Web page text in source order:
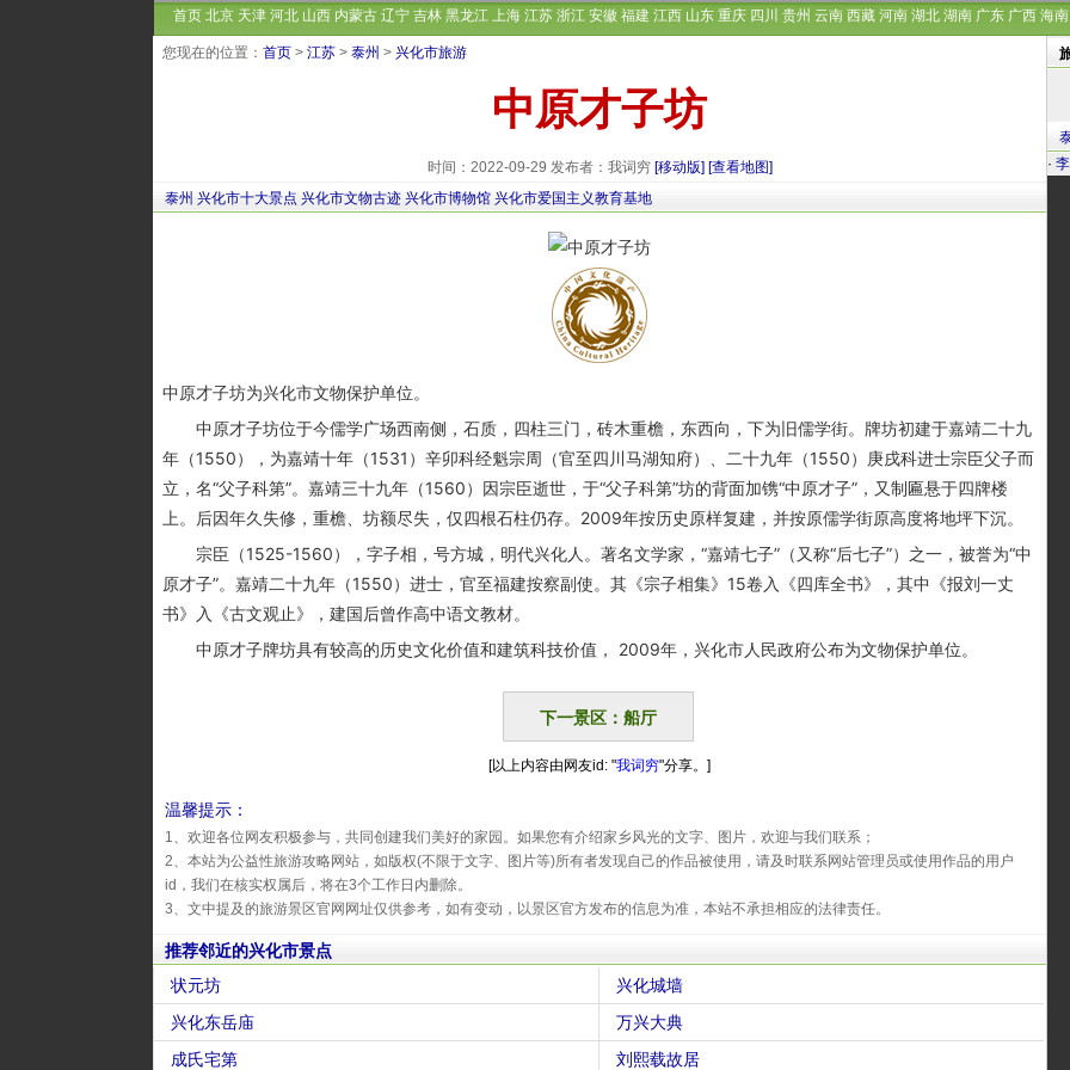
首页 北京 天津 河北 山西 内蒙古 辽宁 吉林 黑龙江 上海 江苏 浙江 安徽 福建 江西 山东 重庆 四川 贵州 云南 西藏 河南 湖北 湖南 广东 广西 海南
您现在的位置： 首页 > 江苏 > 泰州 > 兴化市旅游
中原才子坊
时间：2022-09-29 发布者：我词穷 [移动版] [查看地图]
泰州 兴化市十大景点 兴化市文物古迹 兴化市博物馆 兴化市爱国主义教育基地
中原才子坊为兴化市文物保护单位。
中原才子坊位于今儒学广场西南侧，石质，四柱三门，砖木重檐，东西向，下为旧儒学街。牌坊初建于嘉靖二十九
年（1550），为嘉靖十年（1531）辛卯科经魁宗周（官至四川马湖知府）、二十九年（1550）庚戌科进士宗臣父子而
立，名“父子科第”。嘉靖三十九年（1560）因宗臣逝世，于“父子科第”坊的背面加镌“中原才子”，又制匾悬于四牌楼
上。后因年久失修，重檐、坊额尽失，仅四根石柱仍存。2009年按历史原样复建，并按原儒学街原高度将地坪下沉。
宗臣（1525-1560），字子相，号方城，明代兴化人。著名文学家，“嘉靖七子”（又称“后七子”）之一，被誉为“中
原才子”。嘉靖二十九年（1550）进士，官至福建按察副使。其《宗子相集》15卷入《四库全书》，其中《报刘一丈
书》入《古文观止》，建国后曾作高中语文教材。
中原才子牌坊具有较高的历史文化价值和建筑科技价值， 2009年，兴化市人民政府公布为文物保护单位。
下一景区：船厅
[以上内容由网友id: "我词穷"分享。]
温馨提示：
1、欢迎各位网友积极参与，共同创建我们美好的家园。如果您有介绍家乡风光的文字、图片，欢迎与我们联系；
2、本站为公益性旅游攻略网站，如版权(不限于文字、图片等)所有者发现自己的作品被使用，请及时联系网站管理员或使用作品的用户
id，我们在核实权属后，将在3个工作日内删除。
3、文中提及的旅游景区官网网址仅供参考，如有变动，以景区官方发布的信息为准，本站不承担相应的法律责任。
推荐邻近的兴化市景点
状元坊
兴化城墙
兴化东岳庙
万兴大典
成氏宅第
刘熙载故居
·